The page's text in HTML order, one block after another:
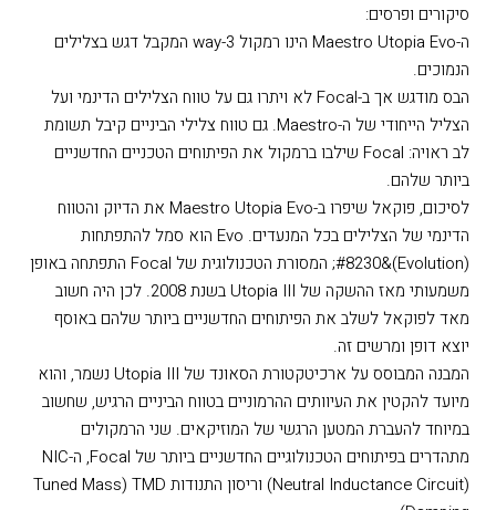
סיקורים ופרסים:
ה-Maestro Utopia Evo הינו רמקול 3-way המקבל דגש בצלילים
הנמוכים.
הבס מודגש אך ב-Focal לא ויתרו גם על טווח הצלילים הדינמי ועל
הצליל הייחודי של ה-Maestro‏. גם טווח צלילי הביניים קיבל תשומת
לב ראויה: Focal שילבו ברמקול את הפיתוחים הטכניים החדשניים
ביותר שלהם.
לסיכום, פוקאל שיפרו ב-Maestro Utopia Evo את הדיוק והטווח
הדינמי של הצלילים בכל המנעדים. Evo הוא סמל להתפתחות
(‏Evolution)&#8230; המסורת הטכנולוגית של Focal התפתחה באופן
משמעותי מאז ההשקה של Utopia III בשנת 2008. לכן היה חשוב
מאד לפוקאל לשלב את הפיתוחים החדשניים ביותר שלהם באוסף
יוצא דופן ומרשים זה.
המבנה המבוסס על ארכיטקטורת הסאונד של Utopia III נשמר, והוא
מיועד להקטין את העיוותים ההרמוניים בטווח הביניים הרגיש, שחשוב
במיוחד להעברת המטען הרגשי של המוזיקאים. שני הרמקולים
מתהדרים בפיתוחים הטכנולוגיים החדשניים ביותר של Focal, ה-NIC
‏(Neutral Inductance Circuit) וריסון התנודות TMD ‏(Tuned Mass